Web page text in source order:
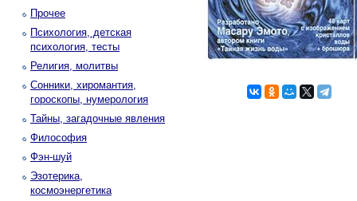
Прочее
Психология, детская
психология, тесты
Религия, молитвы
Сонники, хиромантия,
гороскопы, нумерология
Тайны, загадочные явления
Философия
Фэн-шуй
Эзотерика,
космоэнергетика